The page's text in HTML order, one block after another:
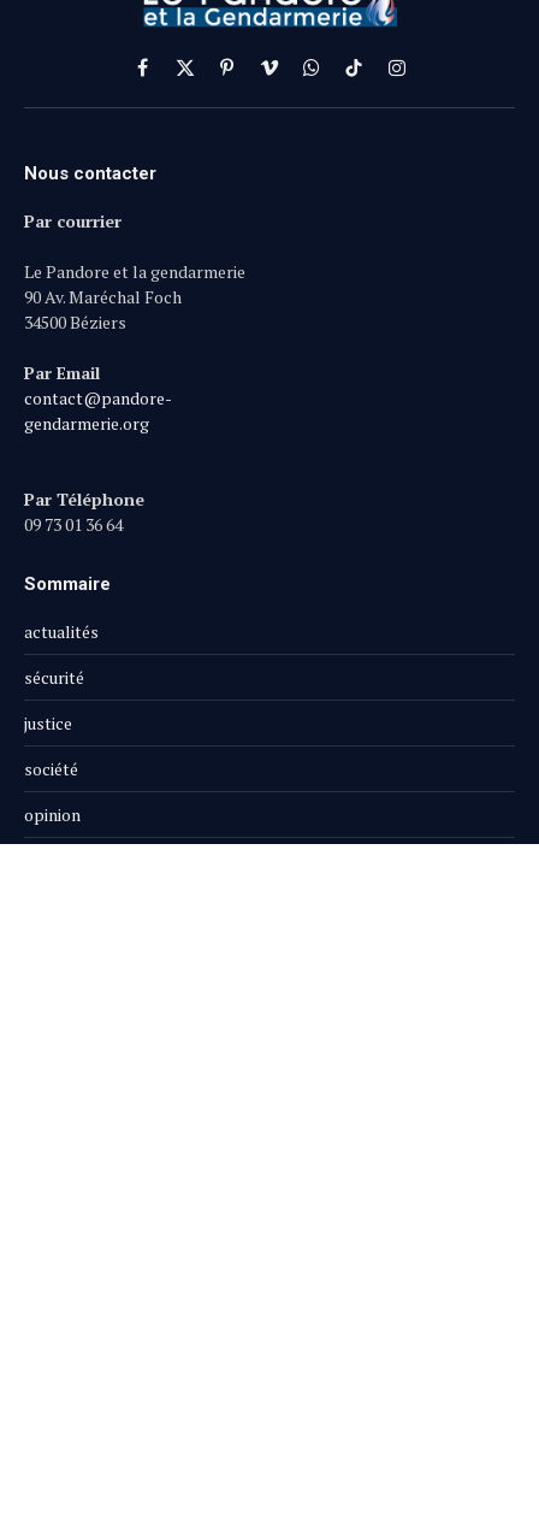
Facebook
X
(Twitter)
PinterestVimeoWhatsApp
TikTokInstagram
Nous contacter
Par courrier
Le Pandore et la gendarmerie
90 Av. Maréchal Foch
34500 Béziers
Par Email
contact@pandore-
gendarmerie.org
Par Téléphone
09 73 01 36 64
Sommaire
actualités
sécurité
justice
société
opinion